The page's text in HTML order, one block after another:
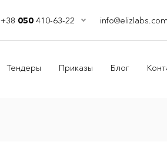
+38 050 410-63-22
Тендеры Приказы Блог